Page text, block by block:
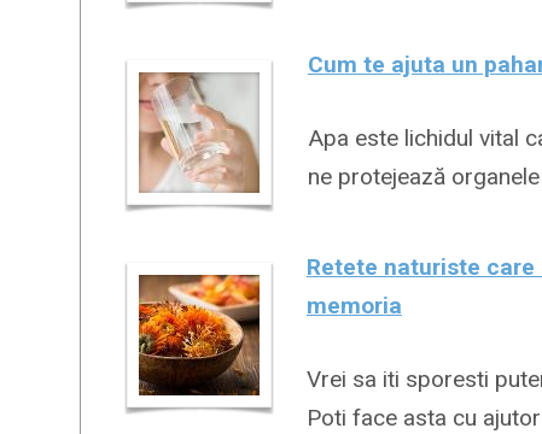
Cum te ajuta un
Apa este lichidul vital
ne protejează
Retete naturiste
memoria
Vrei sa iti sporesti
Poti face asta cu